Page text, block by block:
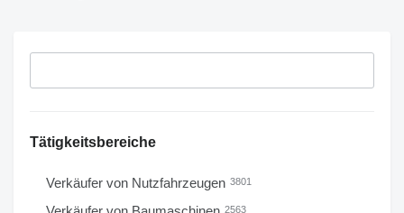
Tätigkeitsbereiche
Verkäufer von Nutzfahrzeugen 3801
2563